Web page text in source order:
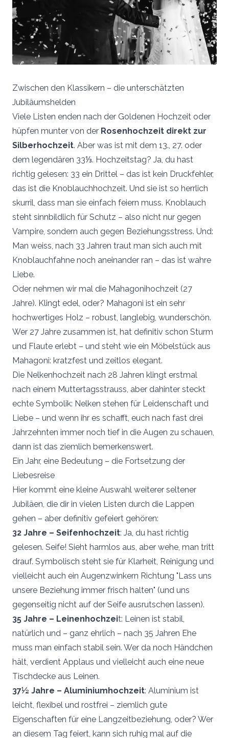
Zwischen den Klassikern – die unterschätzten
Jubiläumshelden
Viele Listen enden nach der Goldenen Hochzeit oder
hüpfen munter von der Rosenhochzeit direkt zur
Silberhochzeit. Aber was ist mit dem 13., 27. oder
dem legendären 33⅓. Hochzeitstag? Ja, du hast
richtig gelesen: 33 ein Drittel – das ist kein Druckfehler,
das ist die Knoblauchhochzeit. Und sie ist so herrlich
skurril, dass man sie einfach feiern muss. Knoblauch
steht sinnbildlich für Schutz – also nicht nur gegen
Vampire, sondern auch gegen Beziehungsstress. Und:
Man weiss, nach 33 Jahren traut man sich auch mit
Knoblauchfahne noch aneinander ran – das ist wahre
Liebe.
Oder nehmen wir mal die Mahagonihochzeit (27
Jahre). Klingt edel, oder? Mahagoni ist ein sehr
hochwertiges Holz – robust, langlebig, wunderschön.
Wer 27 Jahre zusammen ist, hat definitiv schon Sturm
und Flaute erlebt – und steht wie ein Möbelstück aus
Mahagoni: kratzfest und zeitlos elegant.
Die Nelkenhochzeit nach 28 Jahren klingt erstmal
nach einem Muttertagsstrauss, aber dahinter steckt
echte Symbolik: Nelken stehen für Leidenschaft und
Liebe – und wenn ihr es schafft, euch nach fast drei
Jahrzehnten immer noch tief in die Augen zu schauen,
dann ist das ziemlich bemerkenswert.
Ein Jahr, eine Bedeutung – die Fortsetzung der
Liebesreise
Hier kommt eine kleine Auswahl weiterer seltener
Jubiläen, die dir in vielen Listen durch die Lappen
gehen – aber definitiv gefeiert gehören:
32 Jahre – Seifenhochzeit: Ja, du hast richtig
gelesen. Seife! Sieht harmlos aus, aber wehe, man tritt
drauf. Symbolisch steht sie für Klarheit, Reinigung und
vielleicht auch ein Augenzwinkern Richtung "Lass uns
unsere Beziehung immer frisch halten" (und uns
gegenseitig nicht auf der Seife ausrutschen lassen).
35 Jahre – Leinenhochzeit: Leinen ist stabil,
natürlich und – ganz ehrlich – nach 35 Jahren Ehe
muss man einfach stabil sein. Wer da noch Händchen
hält, verdient Applaus und vielleicht auch eine neue
Tischdecke aus Leinen.
37½ Jahre – Aluminiumhochzeit: Aluminium ist
leicht, flexibel und rostfrei – ziemlich gute
Eigenschaften für eine Langzeitbeziehung, oder? Wer
an diesem Tag feiert, kann sich ruhig mal auf die